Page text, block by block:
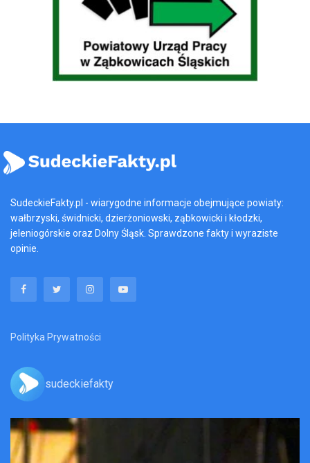
SudeckieFakty.pl - wiarygodne informacje obejmujące powiaty:
wałbrzyski, świdnicki, dzierżoniowski, ząbkowicki i kłodzki,
jeleniogórskie oraz Dolny Śląsk. Sprawdzone fakty i wyraziste
opinie.
Polityka Prywatności
sudeckiefakty